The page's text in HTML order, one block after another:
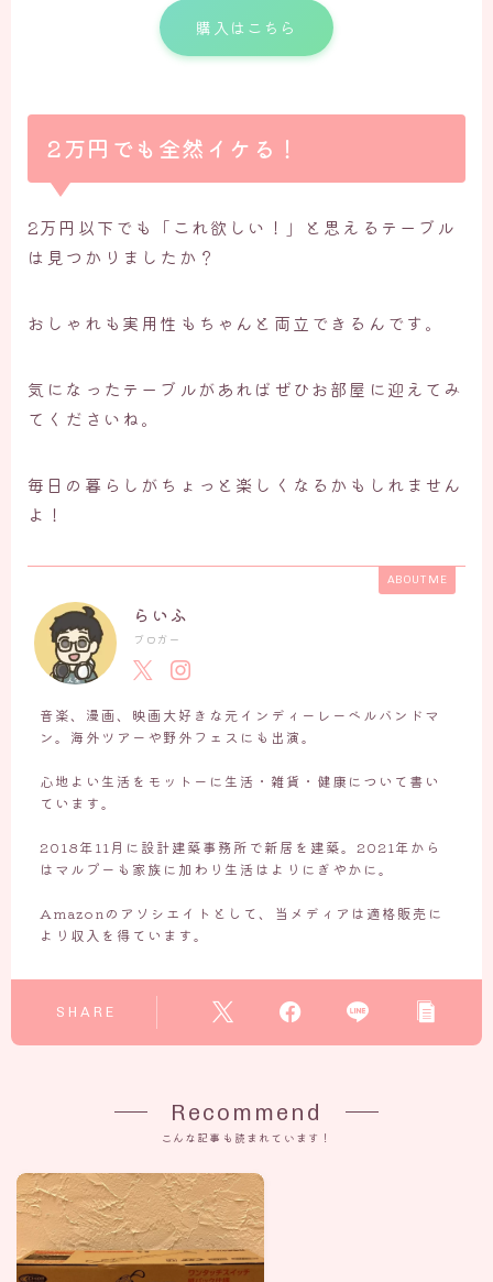
購入はこちら
2万円でも全然イケる！
2万円以下でも「これ欲しい！」と思えるテーブル
は見つかりましたか？
おしゃれも実用性もちゃんと両立できるんです。
気になったテーブルがあればぜひお部屋に迎えてみ
てくださいね。
毎日の暮らしがちょっと楽しくなるかもしれません
よ！
ABOUT ME
らいふ
ブロガー
音楽、漫画、映画大好きな元インディーレーベルバンドマ
ン。海外ツアーや野外フェスにも出演。
心地よい生活をモットーに生活・雑貨・健康について書い
ています。
2018年11月に設計建築事務所で新居を建築。2021年から
はマルプーも家族に加わり生活はよりにぎやかに。
Amazonのアソシエイトとして、当メディアは適格販売に
より収入を得ています。
SHARE
Recommend
こんな記事も読まれています！